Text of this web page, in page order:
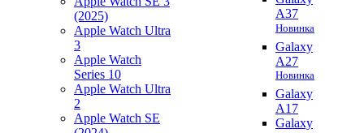
(2025)
Apple Watch Ultra
3
Apple Watch
Series 10
Apple Watch Ultra
2
Apple Watch SE
A37
Новинка
Galaxy
A27
Новинка
Galaxy
A17
Galaxy